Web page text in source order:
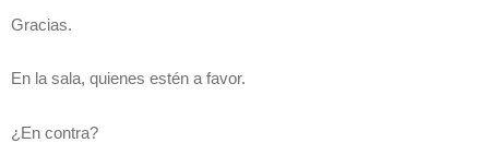
Gracias.
En la sala, quienes estén a favor.
¿En contra?